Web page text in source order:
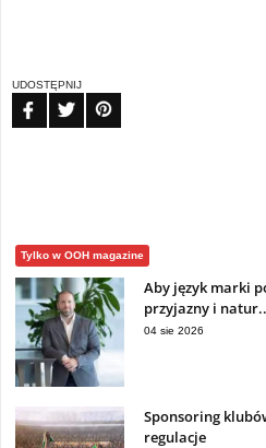
UDOSTĘPNIJ
Tylko w OOH magazine
Aby język marki
przyjazny i
04 sie 2026
Sponsoring
regulacje